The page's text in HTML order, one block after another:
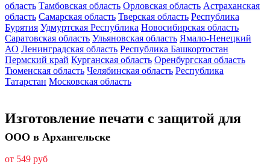
область Тамбовская область Орловская область Астраханская
область Самарская область Тверская область Республика
Бурятия Удмуртская Республика Новосибирская область
Саратовская область Ульяновская область Ямало-Ненецкий
АО Ленинградская область Республика Башкортостан
Пермский край Курганская область Оренбургская область
Тюменская область Челябинская область Республика
Татарстан Московская область
Изготовление печати с защитой для
ООО в Архангельске
от 549 руб